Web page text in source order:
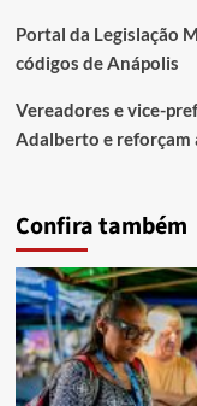
Portal da Legislação
códigos de Anápolis
Vereadores e vice-
Adalberto e reforçam
Confira também